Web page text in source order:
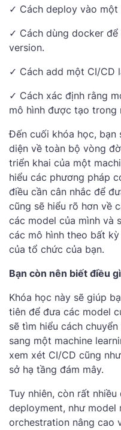
✓ Cách deploy vào
✓ Cách dùng docker
version.
✓ Cách add một CI/CD
✓ Cách xác định rằng
mô hình được tạo trong
Đến cuối khóa học, bạn
diện về toàn bộ vòng
triển khai của một
hiểu các phương pháp
điều cần cân nhắc để
cũng sẽ hiểu rõ hơn về
các model của mình và
các mô hình theo bất
của tổ chức của bạn.
Bạn còn nên biết điều
Khóa học này sẽ giúp
tiên để đưa các model
sẽ tìm hiểu cách
sang một machine
xem xét CI/CD cũng
sở hạ tầng đám mây.
Tuy nhiên, còn rất
deployment, như
orchestration nâng cao